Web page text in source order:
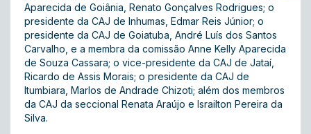
Aparecida de Goiânia, Renato Gonçalves Rodrigues; o
presidente da CAJ de Inhumas, Edmar Reis Júnior; o
presidente da CAJ de Goiatuba, André Luís dos Santos
Carvalho, e a membra da comissão Anne Kelly Aparecida
de Souza Cassara; o vice-presidente da CAJ de Jataí,
Ricardo de Assis Morais; o presidente da CAJ de
Itumbiara, Marlos de Andrade Chizoti; além dos membros
da CAJ da seccional Renata Araújo e Israilton Pereira da
Silva.